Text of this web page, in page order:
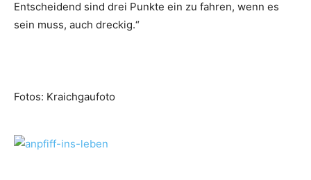
Entscheidend sind drei Punkte ein zu fahren, wenn es
sein muss, auch dreckig.“
Fotos: Kraichgaufoto